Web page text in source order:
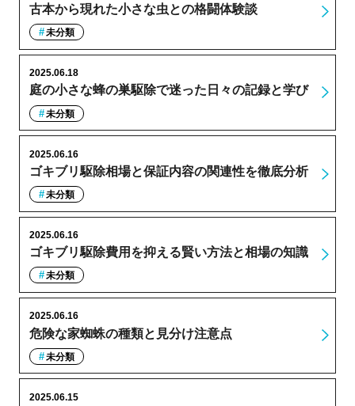
古本から現れた小さな虫との格闘体験談
未分類
庭の小さな蜂の巣駆除で迷った日々の記録と学び
2025.06.18
未分類
ゴキブリ駆除相場と保証内容の関連性を徹底分析
2025.06.16
未分類
ゴキブリ駆除費用を抑える賢い方法と相場の知識
2025.06.16
未分類
危険な家蜘蛛の種類と見分け注意点
2025.06.16
未分類
2025.06.15